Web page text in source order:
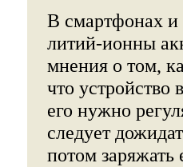
В смартфонах и
литий-ионны
мнения о том,
что
его нужно
следует
потом заряжать